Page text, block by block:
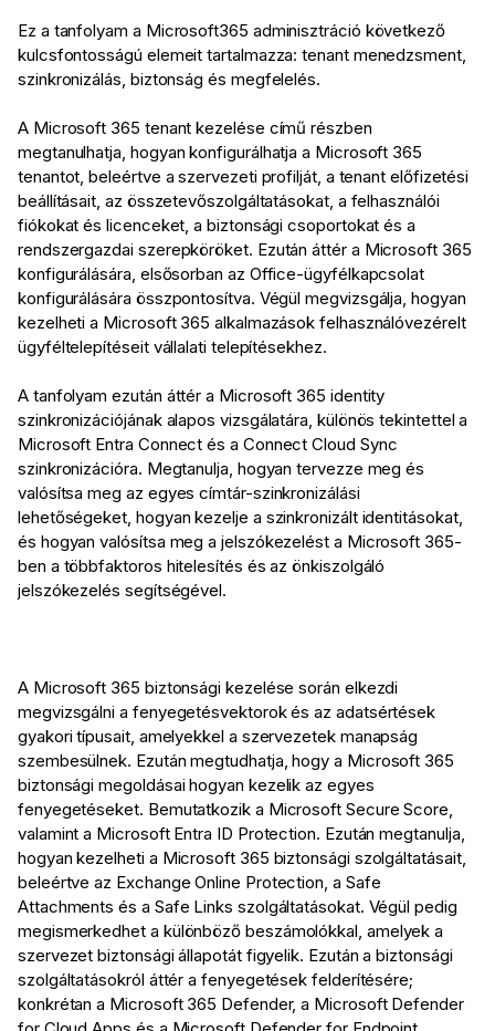
Ez a tanfolyam a Microsoft365 adminisztráció következő
kulcsfontosságú elemeit tartalmazza: tenant menedzsment,
szinkronizálás, biztonság és megfelelés.
A Microsoft 365 tenant kezelése című részben
megtanulhatja, hogyan konfigurálhatja a Microsoft 365
tenantot, beleértve a szervezeti profilját, a tenant előfizetési
beállításait, az összetevőszolgáltatásokat, a felhasználói
fiókokat és licenceket, a biztonsági csoportokat és a
rendszergazdai szerepköröket. Ezután áttér a Microsoft 365
konfigurálására, elsősorban az Office-ügyfélkapcsolat
konfigurálására összpontosítva. Végül megvizsgálja, hogyan
kezelheti a Microsoft 365 alkalmazások felhasználóvezérelt
ügyféltelepítéseit vállalati telepítésekhez.
A tanfolyam ezután áttér a Microsoft 365 identity
szinkronizációjának alapos vizsgálatára, különös tekintettel a
Microsoft Entra Connect és a Connect Cloud Sync
szinkronizációra. Megtanulja, hogyan tervezze meg és
valósítsa meg az egyes címtár-szinkronizálási
lehetőségeket, hogyan kezelje a szinkronizált identitásokat,
és hogyan valósítsa meg a jelszókezelést a Microsoft 365-
ben a többfaktoros hitelesítés és az önkiszolgáló
jelszókezelés segítségével.
A Microsoft 365 biztonsági kezelése során elkezdi
megvizsgálni a fenyegetésvektorok és az adatsértések
gyakori típusait, amelyekkel a szervezetek manapság
szembesülnek. Ezután megtudhatja, hogy a Microsoft 365
biztonsági megoldásai hogyan kezelik az egyes
fenyegetéseket. Bemutatkozik a Microsoft Secure Score,
valamint a Microsoft Entra ID Protection. Ezután megtanulja,
hogyan kezelheti a Microsoft 365 biztonsági szolgáltatásait,
beleértve az Exchange Online Protection, a Safe
Attachments és a Safe Links szolgáltatásokat. Végül pedig
megismerkedhet a különböző beszámolókkal, amelyek a
szervezet biztonsági állapotát figyelik. Ezután a biztonsági
szolgáltatásokról áttér a fenyegetések felderítésére;
konkrétan a Microsoft 365 Defender, a Microsoft Defender